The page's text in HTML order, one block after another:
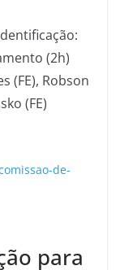
(2h)
(FE), Robson
(FE)
de-
para